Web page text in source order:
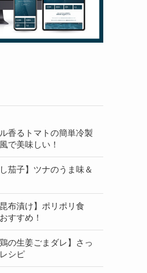
香るトマトの簡単冷製
で美味しい！
茄子】ツナのうま味＆
布漬け】ポリポリ食
すすめ！
の生姜ごまダレ】さっ
シピ